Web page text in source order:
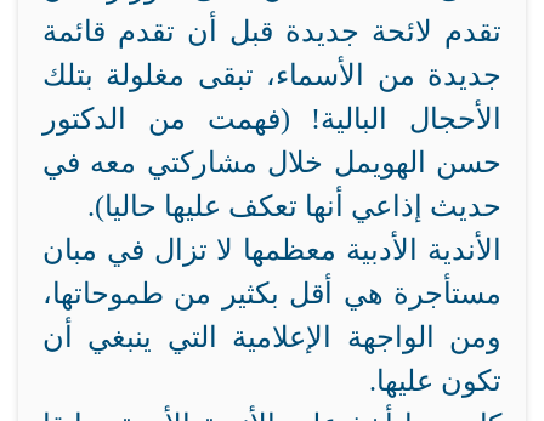
تقدم لائحة جديدة قبل أن تقدم قائمة
جديدة من الأسماء، تبقى مغلولة بتلك
الأحجال البالية! (فهمت من الدكتور
حسن الهويمل خلال مشاركتي معه في
حديث إذاعي أنها تعكف عليها حاليا).
الأندية الأدبية معظمها لا تزال في مبان
مستأجرة هي أقل بكثير من طموحاتها،
ومن الواجهة الإعلامية التي ينبغي أن
تكون عليها.